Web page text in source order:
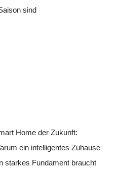
sind
Home der Zukunft:
ein intelligentes Zuhause
starkes Fundament braucht